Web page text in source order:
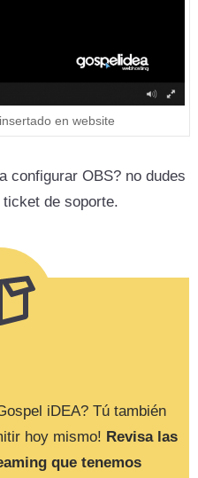
en website
configurar OBS? no dudes
de soporte.
iDEA? Tú también
hoy mismo! Revisa las
que tenemos